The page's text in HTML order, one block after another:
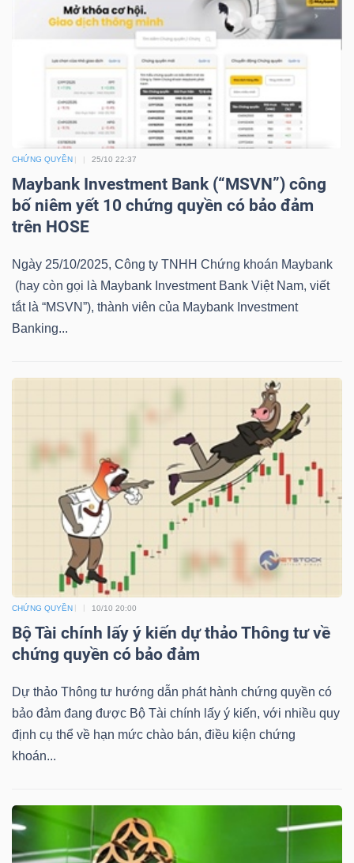
CHỨNG QUYỀN 25/10 22:37
Maybank Investment Bank (“MSVN”) công
bố niêm yết 10 chứng quyền có bảo đảm
trên HOSE
Ngày 25/10/2025, Công ty TNHH Chứng khoán Maybank
(hay còn gọi là Maybank Investment Bank Việt Nam, viết
tắt là “MSVN”), thành viên của Maybank Investment
Banking...
CHỨNG QUYỀN 10/10 20:00
Bộ Tài chính lấy ý kiến dự thảo Thông tư về
chứng quyền có bảo đảm
Dự thảo Thông tư hướng dẫn phát hành chứng quyền có
bảo đảm đang được Bộ Tài chính lấy ý kiến, với nhiều quy
định cụ thể về hạn mức chào bán, điều kiện chứng
khoán...
TƯ
TRUY
XUẤT
LIỆU
Ngành
(-)
VS-
SECTOR
NGUYÊN
CÔNG
NGHIỆP
DÙNG
THIẾT